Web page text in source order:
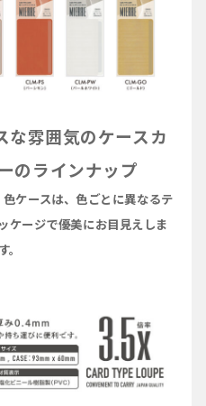
な雰囲気のケースカ
のラインナップ
ケースは、色ごとに異なるテ
ケージで優美にお目見えしま
す。